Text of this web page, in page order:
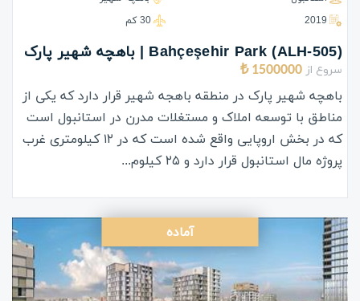
2019
30 كم
(ALH-505) Bahçeşehir Park | باهچه شهیر پارک
سروع از 1500000 ₺
باهچه شهیر پارک در منطقه باهجه شهیر قرار دارد که یکی از
مناطق با توسعه املاک و مستغلات مدرن در استانبول است
که در بخش اروپایی واقع شده است که در ۱۲ کیلومتری غرب
پروژه مال استانبول قرار دارد و ۲۵ کیلوم...
آماده